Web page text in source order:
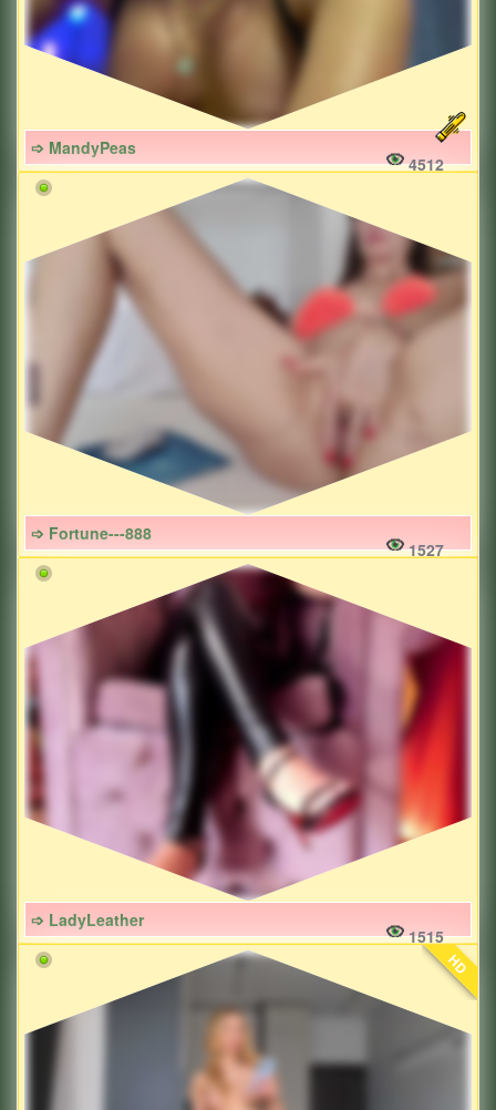
➩ MandyPeas
4512
➩ Fortune---888
1527
➩ LadyLeather
1515
HD